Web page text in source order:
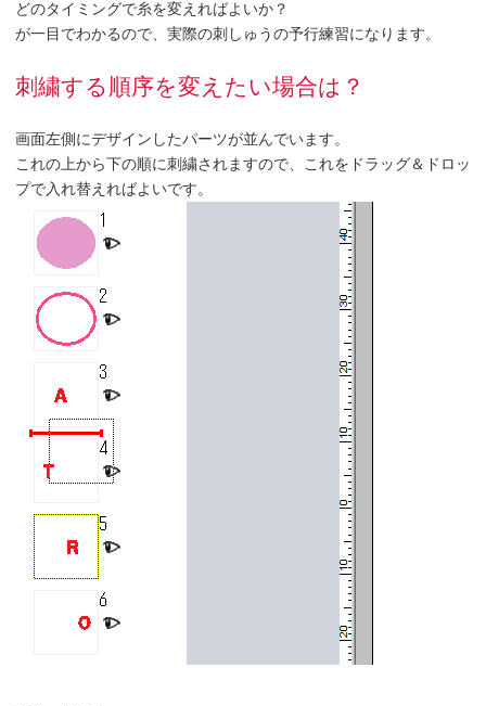
どのタイミングで糸を変えればよいか？
が一目でわかるので、実際の刺しゅうの予行練習になります。
刺繍する順序を変えたい場合は？
画面左側にデザインしたパーツが並んでいます。
これの上から下の順に刺繍されますので、これをドラッグ＆ドロッ
プで入れ替えればよいです。